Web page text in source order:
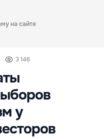
на сайте
3 146
у